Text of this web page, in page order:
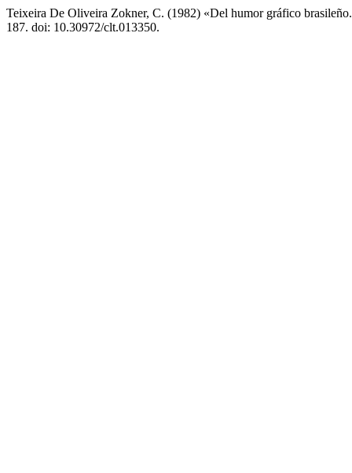
Teixeira De Oliveira Zokner, C. (1982) «Del humor gráfico
187. doi: 10.30972/clt.013350.